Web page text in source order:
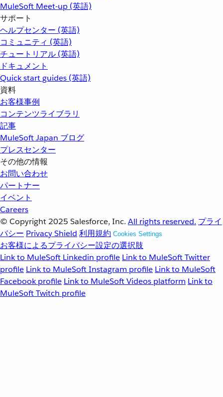
MuleSoft Meet-up (英語)
サポート
ヘルプセンター (英語)
コミュニティ (英語)
チュートリアル (英語)
ドキュメント
Quick start guides (英語)
資料
お客様事例
コンテンツライブラリ
記事
MuleSoft Japan ブログ
プレスセンター
その他の情報
お問い合わせ
パートナー
イベント
Careers
© Copyright 2025 Salesforce, Inc. All rights reserved. プライ
バシー Privacy Shield 利用規約 Cookies Settings
お客様によるプライバシー設定の選択肢
Link to MuleSoft Linkedin profile Link to MuleSoft Twitter
profile Link to MuleSoft Instagram profile Link to MuleSoft
Facebook profile Link to MuleSoft Videos platform Link to
MuleSoft Twitch profile